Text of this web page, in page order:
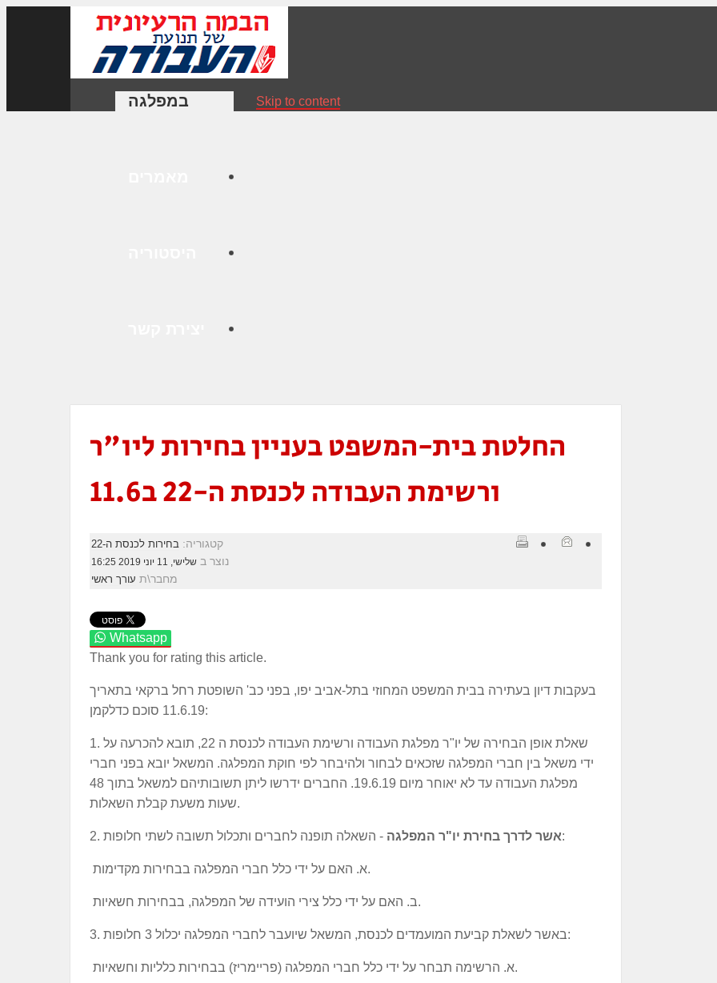
במפלגה Skip to content
החלטת בית-המשפט בעניין בחירות ליו"ר
ורשימת העבודה לכנסת ה-22 ב11.6
קטגוריה: בחירות לכנסת ה-22
נוצר ב שלישי, 11 יוני 2019 16:25
מחבר\ת עורך ראשי
Whatsapp
Thank you for rating this article.
בעקבות דיון בעתירה בבית המשפט המחוזי בתל-אביב יפו, בפני כב' השופטת רחל ברקאי בתאריך
11.6.19 סוכם כדלקמן:
1. שאלת אופן הבחירה של יו"ר מפלגת העבודה ורשימת העבודה לכנסת ה 22, תובא להכרעה על
ידי משאל בין חברי המפלגה שזכאים לבחור ולהיבחר לפי חוקת המפלגה. המשאל יובא בפני חברי
מפלגת העבודה עד לא יאוחר מיום 19.6.19. החברים ידרשו ליתן תשובותיהם למשאל בתוך 48
שעות משעת קבלת השאלות.
2. אשר לדרך בחירת יו"ר המפלגה- השאלה תופנה לחברים ותכלול תשובה לשתי חלופות:
א. האם על ידי כלל חברי המפלגה בבחירות מקדימות.
ב. האם על ידי כלל צירי הועידה של המפלגה, בבחירות חשאיות.
3. באשר לשאלת קביעת המועמדים לכנסת, המשאל שיועבר לחברי המפלגה יכלול 3 חלופות:
א. הרשימה תבחר על ידי כלל חברי המפלגה (פריימריז) בבחירות כלליות וחשאיות.